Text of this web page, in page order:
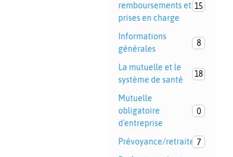
remboursements et
prises en charge
15
Informations
générales
8
La mutuelle et le
système de santé
18
Mutuelle
obligatoire
d'entreprise
0
Prévoyance/retraite 7